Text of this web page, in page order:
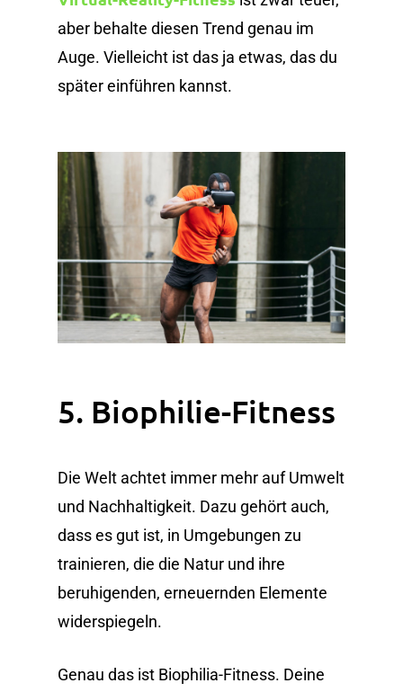
aber behalte diesen Trend genau im
Auge. Vielleicht ist das ja etwas, das du
später einführen kannst.
5. Biophilie-Fitness
Die Welt achtet immer mehr auf Umwelt
und Nachhaltigkeit. Dazu gehört auch,
dass es gut ist, in Umgebungen zu
trainieren, die die Natur und ihre
beruhigenden, erneuernden Elemente
widerspiegeln.
Genau das ist Biophilia-Fitness. Deine